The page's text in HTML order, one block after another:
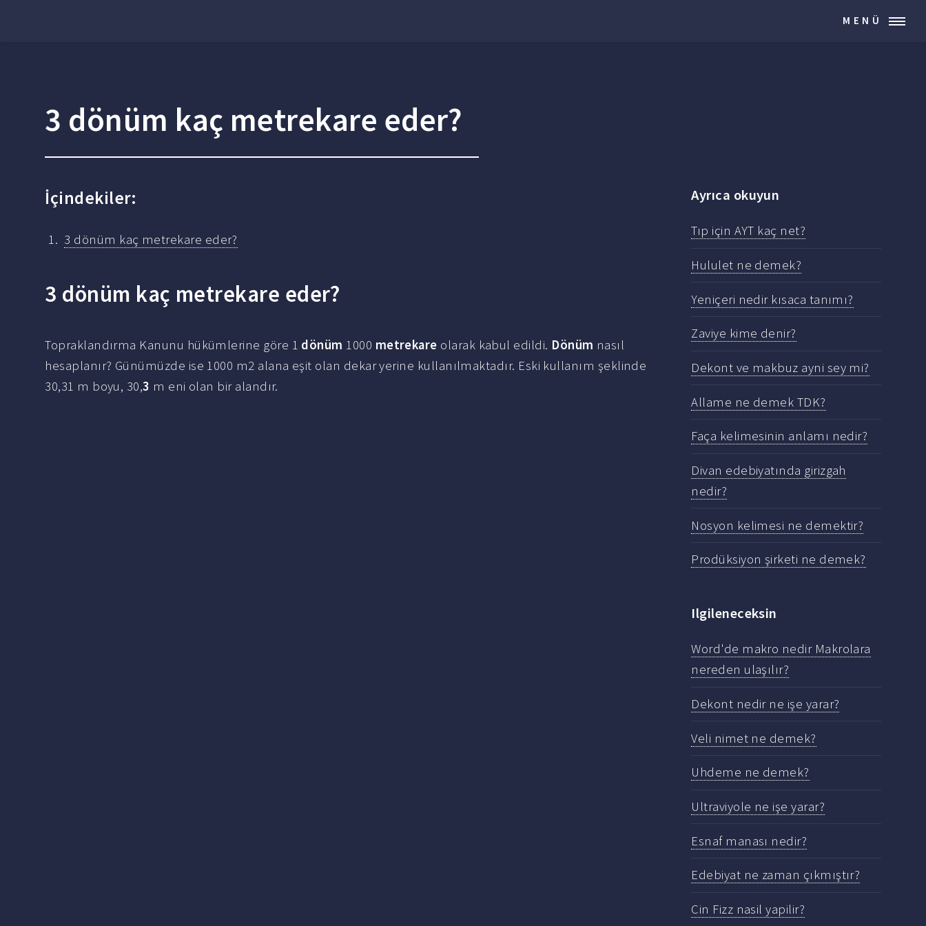
MENÜ
3 dönüm kaç metrekare eder?
İçindekiler:
3 dönüm kaç metrekare eder?
3 dönüm kaç metrekare eder?
Topraklandırma Kanunu hükümlerine göre 1 dönüm 1000 metrekare olarak kabul edildi. Dönüm nasıl
hesaplanır? Günümüzde ise 1000 m2 alana eşit olan dekar yerine kullanılmaktadır. Eski kullanım şeklinde
30,31 m boyu, 30,3 m eni olan bir alandır.
Ayrıca okuyun
Tıp için AYT kaç net?
Hululet ne demek?
Yeniçeri nedir kısaca tanımı?
Zaviye kime denir?
Dekont ve makbuz ayni sey mi?
Allame ne demek TDK?
Faça kelimesinin anlamı nedir?
Divan edebiyatında girizgah
nedir?
Nosyon kelimesi ne demektir?
Prodüksiyon şirketi ne demek?
Ilgileneceksin
Word'de makro nedir Makrolara
nereden ulaşılır?
Dekont nedir ne işe yarar?
Veli nimet ne demek?
Uhdeme ne demek?
Ultraviyole ne işe yarar?
Esnaf manası nedir?
Edebiyat ne zaman çıkmıştır?
Cin Fizz nasil yapilir?